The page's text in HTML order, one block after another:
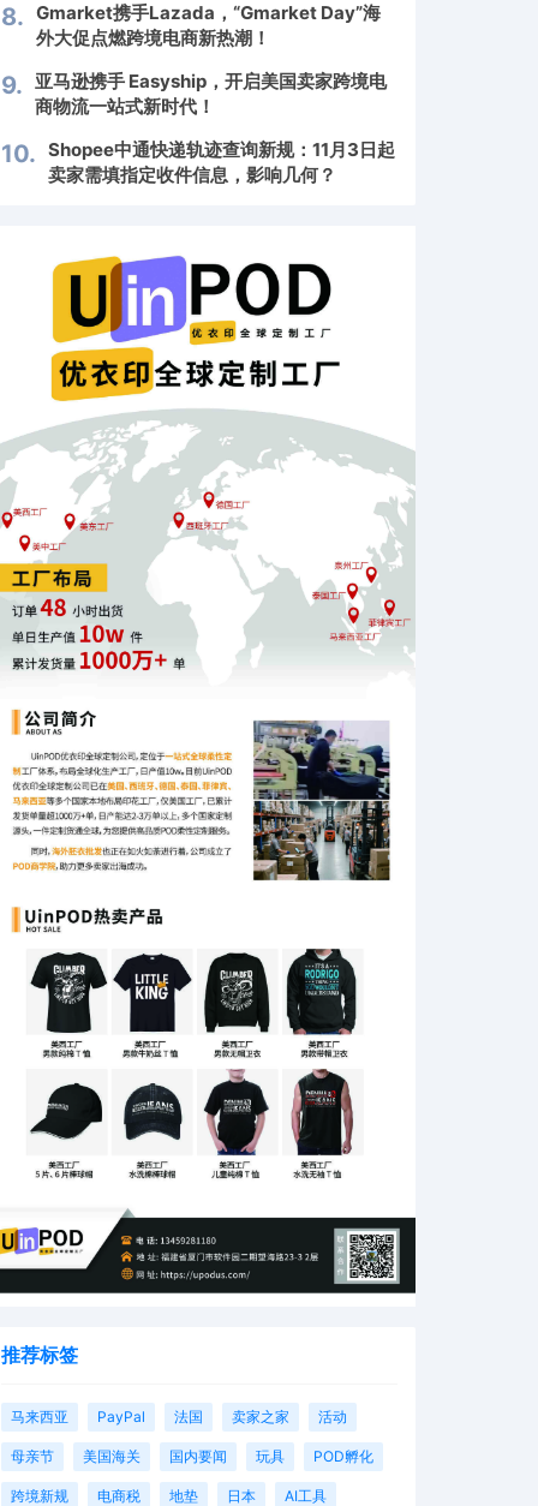
8. Gmarket携手Lazada，“Gmarket Day”海
外大促点燃跨境电商新热潮！
9. 亚马逊携手 Easyship，开启美国卖家跨境电
商物流一站式新时代！
10. Shopee中通快递轨迹查询新规：11月3日起
卖家需填指定收件信息，影响几何？
推荐标签
马来西亚 PayPal 法国 卖家之家 活动
母亲节 美国海关 国内要闻 玩具 POD孵化
跨境新规 电商税 地垫 日本 AI工具